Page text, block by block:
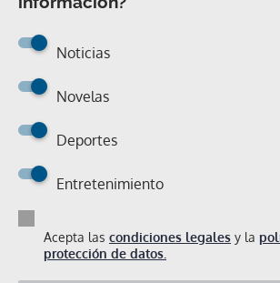
Noticias
Novelas
Deportes
Entretenimiento
Acepta las condiciones legales y la
protección de datos.